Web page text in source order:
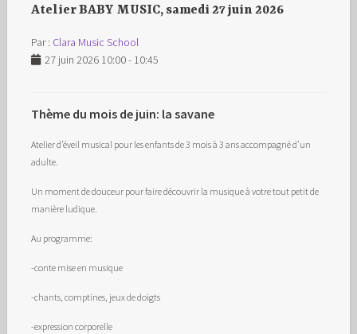
Atelier BABY MUSIC, samedi 27 juin 2026
Par : Clara Music School
27 juin 2026 10:00 - 10:45
Thème du mois de juin: la savane
Atelier d’éveil musical pour les enfants de 3 mois à 3 ans accompagné d’un
adulte.
Un moment de douceur pour faire découvrir la musique à votre tout petit de
manière ludique.
Au programme:
-conte mise en musique
-chants, comptines, jeux de doigts
-expression corporelle